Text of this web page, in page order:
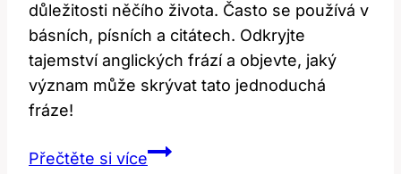
důležitosti něčího života. Často se používá v
básních, písních a citátech. Odkryjte
tajemství anglických frází a objevte, jaký
význam může skrývat tato jednoduchá
fráze!
Přečtěte si víceCo